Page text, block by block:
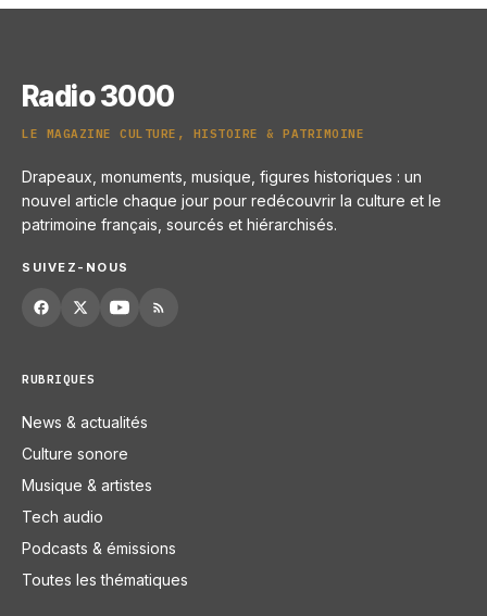
Radio 3000
LE MAGAZINE CULTURE, HISTOIRE & PATRIMOINE
Drapeaux, monuments, musique, figures historiques : un
nouvel article chaque jour pour redécouvrir la culture et le
patrimoine français, sourcés et hiérarchisés.
SUIVEZ-NOUS
RUBRIQUES
News & actualités
Culture sonore
Musique & artistes
Tech audio
Podcasts & émissions
Toutes les thématiques